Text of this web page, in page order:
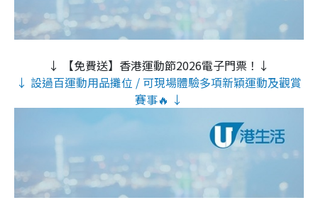
↓ 【免費送】香港運動節2026電子門票！↓
↓ 設過百運動用品攤位 / 可現場體驗多項新穎運動及觀賞
賽事🔥 ↓